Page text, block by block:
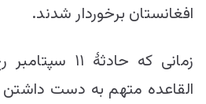
افغانستان برخوردار شدند.
زمانی که
القاعده متهم به دست داشتن